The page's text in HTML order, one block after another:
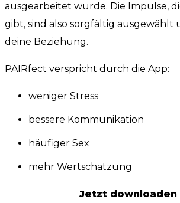
ausgearbeitet wurde. Die Impulse,
gibt, sind also sorgfältig ausgewählt
deine Beziehung.
PAIRfect verspricht durch die App:
weniger Stress
bessere Kommunikation
häufiger Sex
mehr Wertschätzung
Jetzt downloaden